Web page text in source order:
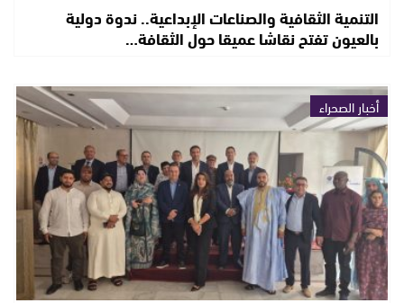
التنمية الثقافية والصناعات الإبداعية.. ندوة دولية
بالعيون تفتح نقاشا عميقا حول الثقافة…
أخبار الصحراء